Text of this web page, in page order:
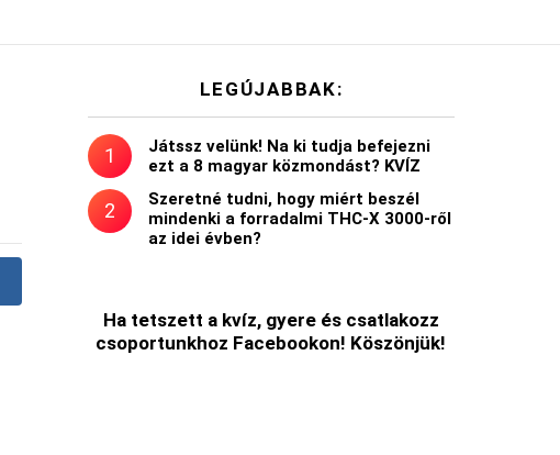
LEGÚJABBAK:
Játssz velünk! Na ki tudja befejezni
ezt a 8 magyar közmondást? KVÍZ
Szeretné tudni, hogy miért beszél
mindenki a forradalmi THC-X 3000-ről
az idei évben?
Ha tetszett a kvíz, gyere és csatlakozz
csoportunkhoz Facebookon! Köszönjük!